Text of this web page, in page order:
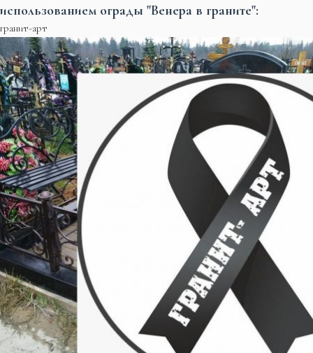
использованием ограды "Венера в граните":
гранит-арт